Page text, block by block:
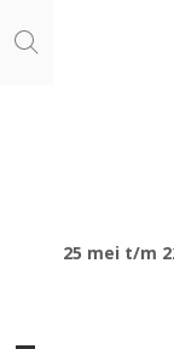
direct
25 mei t/m